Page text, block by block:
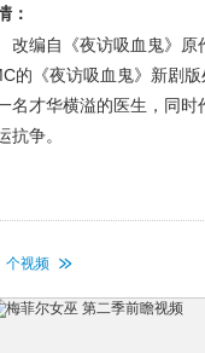
：
改编自《夜访吸血鬼》原
的《夜访吸血鬼》新剧版
名才华横溢的医生，同
抗争。
个视频